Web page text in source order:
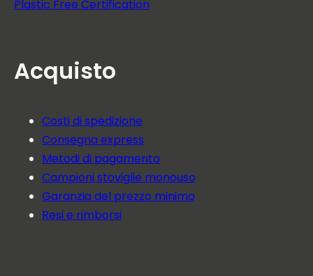
Plastic Free Certification
Acquisto
Costi di spedizione
Consegna express
Metodi di pagamento
Campioni stoviglie monouso
Garanzia del prezzo minimo
Resi e rimborsi